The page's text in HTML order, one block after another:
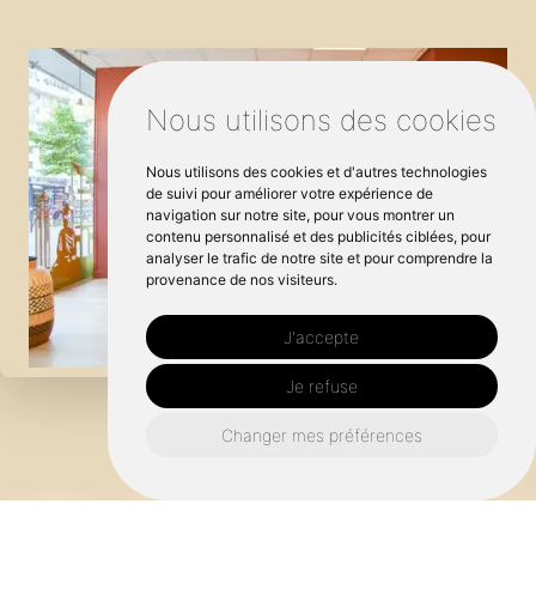
Nous utilisons des cookies
Nous utilisons des cookies et d'autres technologies
de suivi pour améliorer votre expérience de
navigation sur notre site, pour vous montrer un
contenu personnalisé et des publicités ciblées, pour
analyser le trafic de notre site et pour comprendre la
provenance de nos visiteurs.
J'accepte
Je refuse
Changer mes préférences